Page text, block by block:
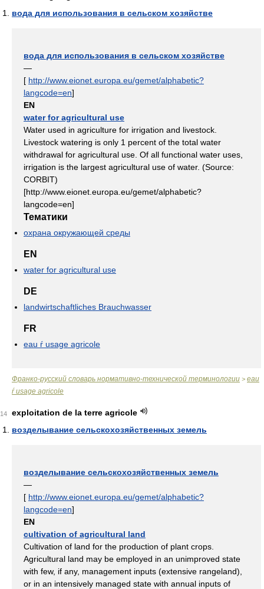
вода для использования в сельском хозяйстве
вода для использования в сельском хозяйстве
—
[ http://www.eionet.europa.eu/gemet/alphabetic?
langcode=en]
EN
water for agricultural use
Water used in agriculture for irrigation and livestock.
Livestock watering is only 1 percent of the total water
withdrawal for agricultural use. Of all functional water uses,
irrigation is the largest agricultural use of water. (Source:
CORBIT)
[http://www.eionet.europa.eu/gemet/alphabetic?
langcode=en]
Тематики
охрана окружающей среды
EN
water for agricultural use
DE
landwirtschaftliches Brauchwasser
FR
eau ŕ usage agricole
Франко-русский словарь нормативно-технической терминологии > eau
ŕ usage agricole
14
exploitation de la terre agricole
возделывание сельскохозяйственных земель
возделывание сельскохозяйственных земель
—
[ http://www.eionet.europa.eu/gemet/alphabetic?
langcode=en]
EN
cultivation of agricultural land
Cultivation of land for the production of plant crops.
Agricultural land may be employed in an unimproved state
with few, if any, management inputs (extensive rangeland),
or in an intensively managed state with annual inputs of